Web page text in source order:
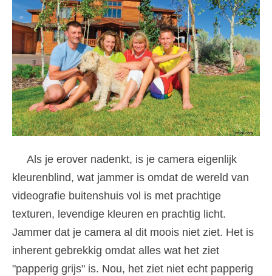
Als je erover nadenkt, is je camera eigenlijk
kleurenblind, wat jammer is omdat de wereld van
videografie buitenshuis vol is met prachtige
texturen, levendige kleuren en prachtig licht.
Jammer dat je camera al dit moois niet ziet. Het is
inherent gebrekkig omdat alles wat het ziet
"papperig grijs" is. Nou, het ziet niet echt papperig